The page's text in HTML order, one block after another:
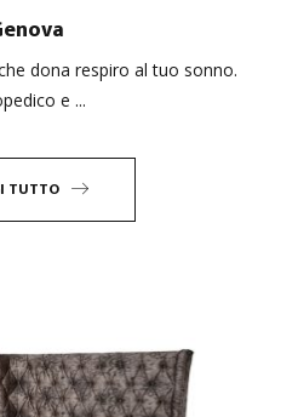
dona respiro al tuo sonno.
e ...
TUTTO